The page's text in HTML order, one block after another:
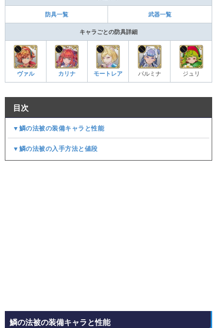
防具一覧 武器一覧
キャラごとの防具詳細
ヴァル カリナ モートレア パルミナ ジュリ
目次
▼鱗の法被の装備キャラと性能
▼鱗の法被の入手方法と値段
鱗の法被の装備キャラと性能